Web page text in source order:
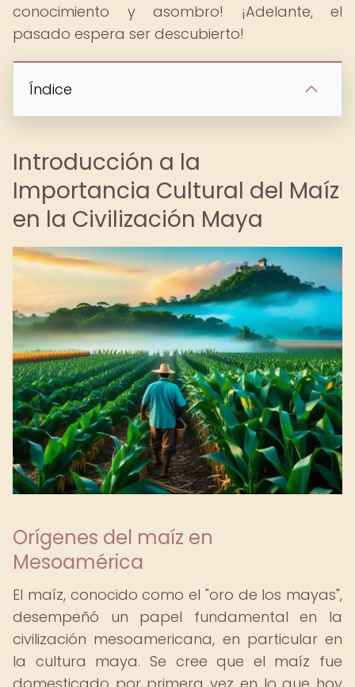
conocimiento y asombro! ¡Adelante, el
pasado espera ser descubierto!
Índice
Introducción a la
Importancia Cultural del Maíz
en la Civilización Maya
Orígenes del maíz en
Mesoamérica
El maíz, conocido como el "oro de los mayas",
desempeñó un papel fundamental en la
civilización mesoamericana, en particular en
la cultura maya. Se cree que el maíz fue